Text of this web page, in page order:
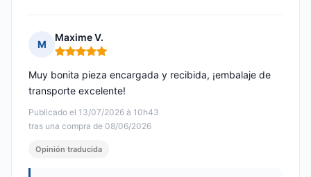
M
Maxime V.
Nota: 5 de 5
Publicado el 13/07/2026 à 10h43
tras una compra de 08/06/2026
Muy bonita pieza encargada y recibida, ¡embalaje de
transporte excelente!
Opinión traducida